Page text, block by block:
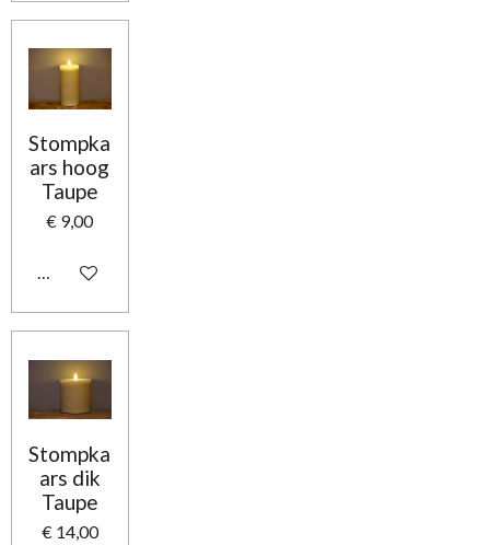
Stompka
ars hoog
Taupe
€ 9,00
In winkelwagen
Stompka
ars dik
Taupe
€ 14,00